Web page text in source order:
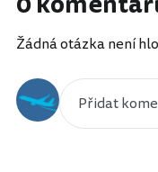
Žádná otázka není